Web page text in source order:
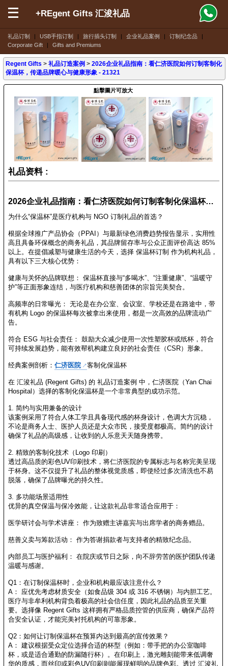
礼品订制 | USB手指订制 | 旅行插头订制 | 企业礼品案例 | 订制纪念品
|
Corporate Gift
| Gifts and Premiums
+REgent Gifts 汇浚礼品
Regent Gifts >礼品订造案例 >2026企业礼品指南：看仁济医院如何订制客制化
保温杯，传递品牌暖心与健康形象 - 21321
點擊圖片可放大
礼品资料 :
2026企业礼品指南：看仁济医院如何订制客制化保温杯，传递品牌暖心与健康形象 - 21321
为什么“保温杯”是医疗机构与 NGO 订制礼品的首选？
根据全球推广产品协会（PPAI）与最新绿色消费趋势报告显示，实用性
高且具备环保概念的商务礼品，其品牌留存率与公众正面评价高达 85%
以上。在提倡减塑与健康生活的今天，选择 保温杯订制 作为机构礼品，
具有以下三大核心优势：
健康与关怀的品牌联想： 保温杯直接与“多喝水”、“注重健康”、“温暖守
护”等正面形象连结，与医疗机构和慈善团体的宗旨完美契合。
高频率的日常曝光： 无论是在办公室、会议室、学校还是在路途中，带
有机构 Logo 的保温杯每次被拿出来使用，都是一次高效的品牌流动广
告。
符合 ESG 与社会责任： 鼓励大众减少使用一次性塑胶杯或纸杯，符合
可持续发展趋势，能有效帮机构建立良好的社会责任（CSR）形象。
经典案例剖析：仁济医院 客制化保温杯
在 汇浚礼品 (Regent Gifts) 的 礼品订造案例 中，仁济医院（Yan Chai
Hospital）选择的客制化保温杯是一个非常典型的成功示范。
1. 简约与实用兼备的设计
该案例采用了符合人体工学且具备现代感的杯身设计，色调大方沉稳，
不论是商务人士、医护人员还是大众市民，接受度都极高。简约的设计
确保了礼品的高级感，让收到的人乐意天天随身携带。
2. 精致的客制化技术（Logo 印刷）
透过高品质的彩色UV印刷技术，将仁济医院的专属标志与名称完美呈现
于杯身。这不仅提升了礼品的整体视觉质感，即使经过多次清洗也不易
脱落，确保了品牌曝光的持久性。
3. 多功能场景适用性
优异的真空保温与保冷效能，让这款礼品非常适合应用于：
医学研讨会与学术讲座： 作为致赠主讲嘉宾与出席学者的商务赠品。
慈善义卖与筹款活动： 作为答谢捐款者与支持者的精致纪念品。
内部员工与医护福利： 在院庆或节日之际，向不辞劳苦的医护团队传递
温暖与感谢。
Q1：在订制保温杯时，企业和机构最应该注意什么？
A： 应优先考虑材质安全（如食品级 304 或 316 不锈钢）与内胆工艺。
医疗与非牟利机构背负着极高的社会信任度，因此礼品的品质至关重
要。选择像 Regent Gifts 这样拥有严格品质控管的供应商，确保产品符
合安全认证，才能完美衬托机构的可靠形象。
Q2：如何让订制保温杯在预算内达到最高的宣传效果？
A： 建议根据受众定位选择合适的杯型（例如：带手把的办公室咖啡
杯，或是适合通勤的防漏随行杯）。在印刷上，激光雕刻能带来低调奢
华的质感，而丝印或彩色UV印刷则能展现鲜明的品牌色彩。透过 汇浚礼